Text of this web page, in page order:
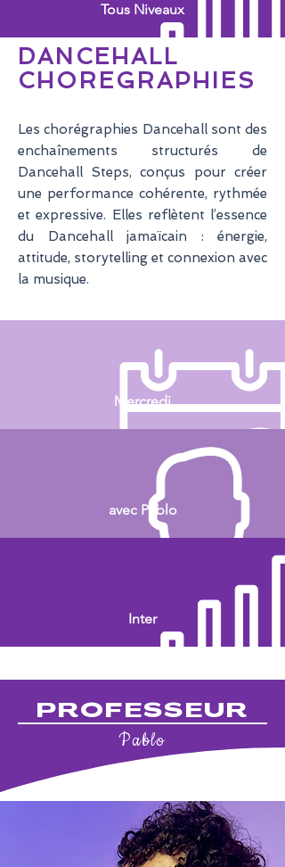
Tous Niveaux
DANCEHALL
CHOREGRAPHIES
Les chorégraphies Dancehall sont des
enchaînements structurés de
Dancehall Steps, conçus pour créer
une performance cohérente, rythmée
et expressive. Elles reflètent l’essence
du Dancehall jamaïcain : énergie,
attitude, storytelling et connexion avec
la musique.
Mercredi
avec Pablo
Inter
PROFESSEUR
Pablo